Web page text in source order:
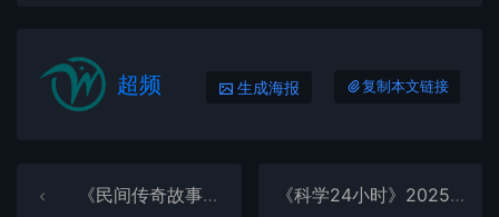
超频 生成海报 复制本文链接
《民间传奇故事》2025年第18期全彩精校PDF杂志下载 《科学24小时》2025年第11期全彩精校PDF杂志下载